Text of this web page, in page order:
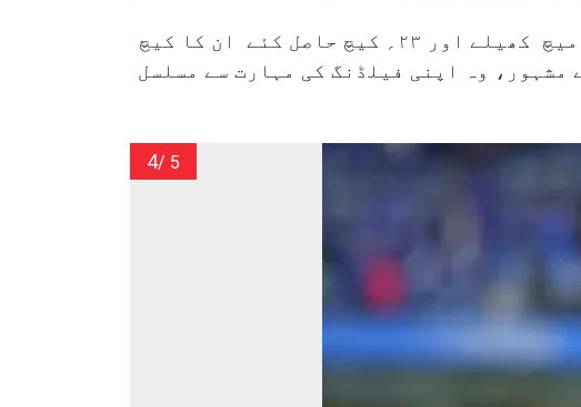
گلین میکسویل (آسٹریلیا):گلین میکسویل نے ٹی ۲۰؍ ورلڈ کپ میں ۳۱؍ میچ کھیلے اور ۲۳؍ کیچ حاصل کئے ان کا کیچ
کے لیے مشہور، وہ اپنی فیلڈنگ کی مہارت سے مسلسل
4/ 5